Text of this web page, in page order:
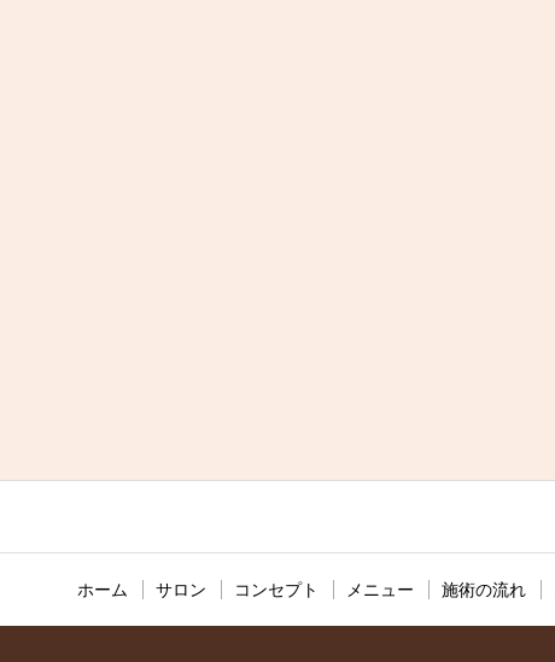
ホーム サロン コンセプト メニュー 施術の流れ